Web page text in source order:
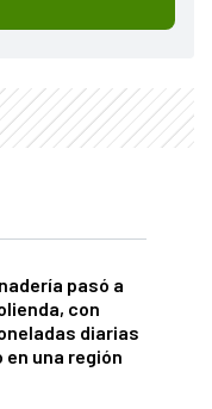
pasó a
con
diarias
una región